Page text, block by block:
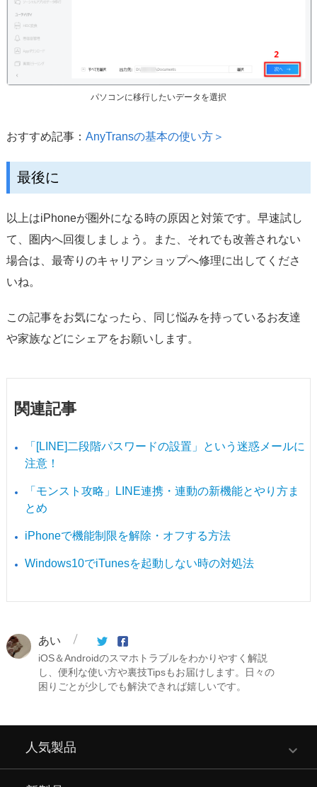
パソコンに移行したいデータを選択
おすすめ記事： AnyTransの基本の使い方＞
最後に
以上はiPhoneが圏外になる時の原因と対策です。早速試し
て、圏内へ回復しましょう。また、それでも改善されない
場合は、最寄りのキャリアショップへ修理に出してくださ
いね。
この記事をお気になったら、同じ悩みを持っているお友達
や家族などにシェアをお願いします。
関連記事
「[LINE]二段階パスワードの設置」という迷惑メールに
注意！
「モンスト攻略」LINE連携・連動の新機能とやり方ま
とめ
iPhoneで機能制限を解除・オフする方法
Windows10でiTunesを起動しない時の対処法
あい
iOS＆Androidのスマホトラブルをわかりやすく解説
し、便利な使い方や裏技Tipsもお届けします。日々の
困りごとが少しでも解決できれば嬉しいです。
人気製品